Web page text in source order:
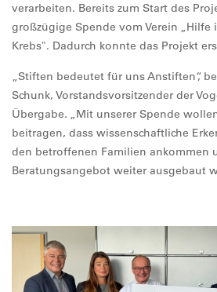
verarbeiten. Bereits zum Start des
großzügige Spende vom Verein „Hilfe
Krebs". Dadurch konnte das Projekt
„Stiften bedeutet für uns Anstiften“,
Schunk, Vorstandsvorsitzender der
Übergabe. „Mit unserer Spende
beitragen, dass wissenschaftliche
den betroffenen Familien ankommen
Beratungsangebot weiter ausgebaut